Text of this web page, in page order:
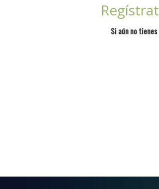
Si aún no